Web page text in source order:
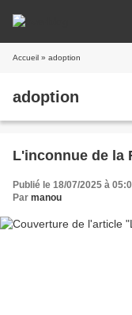
Accueil » adoption
adoption
L'inconnue de la
Publié le 18/07/2025 à
Par manou